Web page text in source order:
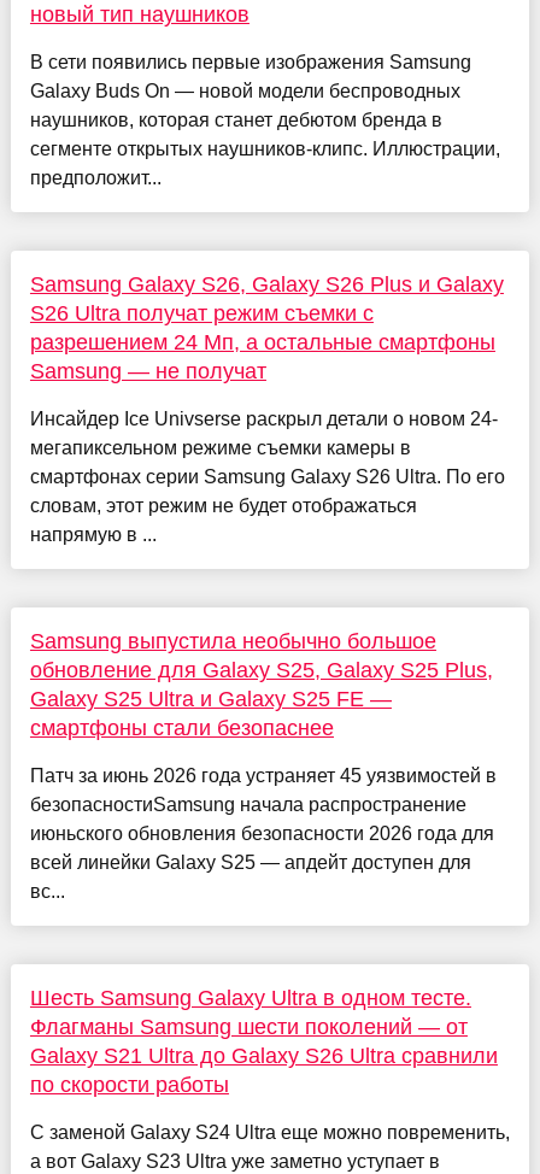
новый тип наушников
В сети появились первые изображения Samsung
Galaxy Buds On — новой модели беспроводных
наушников, которая станет дебютом бренда в
сегменте открытых наушников-клипс. Иллюстрации,
предположит...
Samsung Galaxy S26, Galaxy S26 Plus и Galaxy
S26 Ultra получат режим съемки с
разрешением 24 Мп, а остальные смартфоны
Samsung — не получат
Инсайдер Ice Univserse раскрыл детали о новом 24-
мегапиксельном режиме съемки камеры в
смартфонах серии Samsung Galaxy S26 Ultra. По его
словам, этот режим не будет отображаться
напрямую в ...
Samsung выпустила необычно большое
обновление для Galaxy S25, Galaxy S25 Plus,
Galaxy S25 Ultra и Galaxy S25 FE —
смартфоны стали безопаснее
Патч за июнь 2026 года устраняет 45 уязвимостей в
безопасностиSamsung начала распространение
июньского обновления безопасности 2026 года для
всей линейки Galaxy S25 — апдейт доступен для
вс...
Шесть Samsung Galaxy Ultra в одном тесте.
Флагманы Samsung шести поколений — от
Galaxy S21 Ultra до Galaxy S26 Ultra сравнили
по скорости работы
С заменой Galaxy S24 Ultra еще можно повременить,
а вот Galaxy S23 Ultra уже заметно уступает в